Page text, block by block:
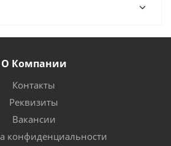
О Компании
Контакты
Реквизиты
Вакансии
конфиденциальности